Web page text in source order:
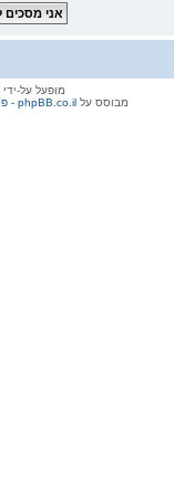
מופעל על-ידי
מבוסס עלphpBB.co.il - פורומים בעברית